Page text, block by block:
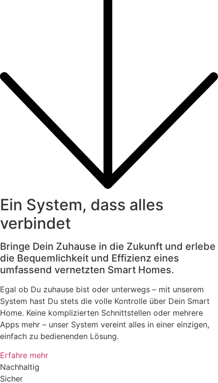
Ein System, dass alles
verbindet
Bringe Dein Zuhause in die Zukunft und erlebe
die Bequemlichkeit und Effizienz eines
umfassend vernetzten Smart Homes.
Egal ob Du zuhause bist oder unterwegs – mit unserem
System hast Du stets die volle Kontrolle über Dein Smart
Home. Keine komplizierten Schnittstellen oder mehrere
Apps mehr – unser System vereint alles in einer einzigen,
einfach zu bedienenden Lösung.
Erfahre mehr
Nachhaltig
Sicher